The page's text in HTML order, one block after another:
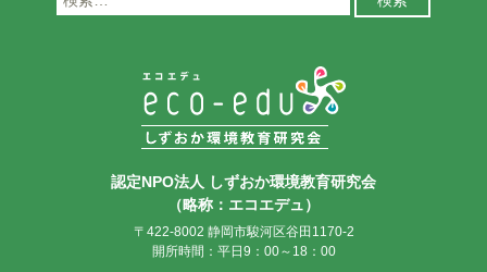
索:
認定NPO法人 しずおか環境教育研究会
（略称：エコエデュ）
〒422-8002 静岡市駿河区谷田1170-2
開所時間：平日9：00～18：00